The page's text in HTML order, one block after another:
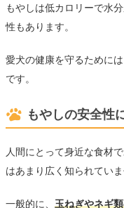
もやしは低カロリーで水
性もあります。
愛犬の健康を守るために
です。
もやしの安全性
人間にとって身近な食材
はあまり広く知られていま
一般的に、 玉ねぎやネギ